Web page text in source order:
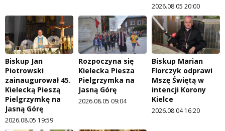
2026.08.05 20:00
Biskup Jan
Piotrowski
zainaugurował 45.
Kielecką Pieszą
Pielgrzymkę na
Jasną Górę
2026.08.05 19:59
Rozpoczyna się
Kielecka Piesza
Pielgrzymka na
Jasną Górę
2026.08.05 09:04
Biskup Marian
Florczyk odprawi
Mszę Świętą w
intencji Korony
Kielce
2026.08.04 16:20